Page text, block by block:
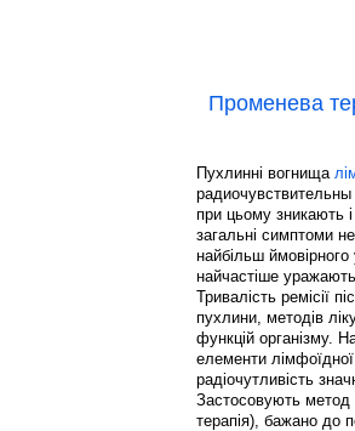
Променева
Пухлинні вогнища
радиочувствительны
при цьому зникають
загальні симптоми
найбільш
найчастіше
Тривалість ремісії
пухлини, методів
функцій організму.
елементи
радіочутливість
Застосовують метод
терапія), бажано до